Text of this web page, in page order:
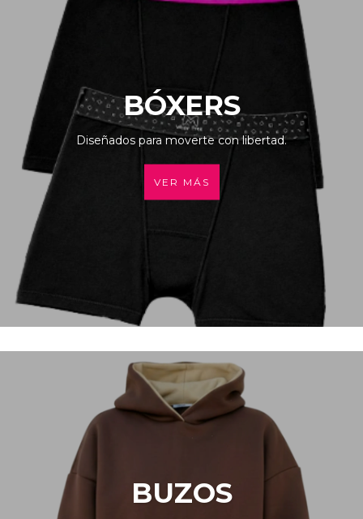
BÓXERS
Diseñados para moverte con libertad.
VER MÁS
BUZOS